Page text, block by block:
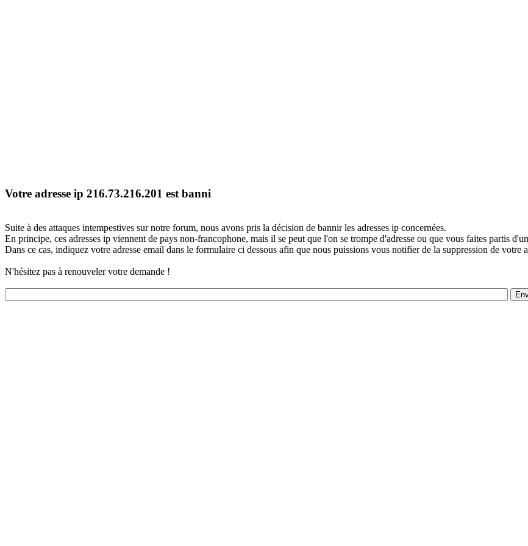
Votre adresse ip 216.73.216.201 est banni
Suite à des attaques intempestives sur notre forum, nous avons pris la décision de bannir les adresses ip concernées.
En principe, ces adresses ip viennent de pays non-francophone, mais il se peut que l'on se trompe d'adresse ou que vous faites partis
Dans ce cas, indiquez votre adresse email dans le formulaire ci dessous afin que nous puissions vous notifier de la suppression de votre
N'hésitez pas à renouveler votre demande !